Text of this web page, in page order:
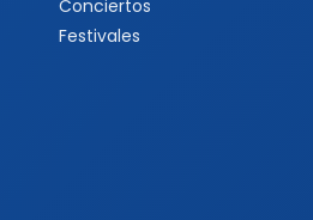
Viajes para quinceaneras
Viajes para Eventos